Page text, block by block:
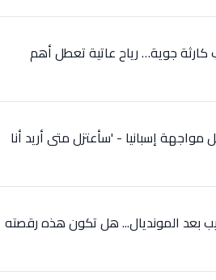
كارثة جوية… رياح عاتية تعطل أهم
مواجهة إسبانيا - 'سأعتزل متى أريد أنا
بعد المونديال... هل تكون هذه رقصته